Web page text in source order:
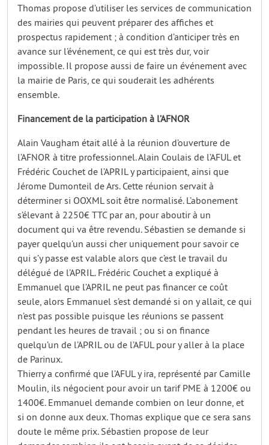
Thomas propose d’utiliser les services de communication
des mairies qui peuvent préparer des affiches et
prospectus rapidement ; à condition d’anticiper très en
avance sur l’événement, ce qui est très dur, voir
impossible. Il propose aussi de faire un événement avec
la mairie de Paris, ce qui souderait les adhérents
ensemble.
Financement de la participation à l’AFNOR
Alain Vaugham était allé à la réunion d’ouverture de
l’AFNOR à titre professionnel. Alain Coulais de l’AFUL et
Frédéric Couchet de l’APRIL y participaient, ainsi que
Jérome Dumonteil de Ars. Cette réunion servait à
déterminer si OOXML soit être normalisé. L’abonement
s’élevant à 2250€ TTC par an, pour aboutir à un
document qui va être revendu. Sébastien se demande si
payer quelqu’un aussi cher uniquement pour savoir ce
qui s’y passe est valable alors que c’est le travail du
délégué de l’APRIL. Frédéric Couchet a expliqué à
Emmanuel que l’APRIL ne peut pas financer ce coût
seule, alors Emmanuel s’est demandé si on y allait, ce qui
n’est pas possible puisque les réunions se passent
pendant les heures de travail ; ou si on finance
quelqu’un de l’APRIL ou de l’AFUL pour y aller à la place
de Parinux.
Thierry a confirmé que l’AFUL y ira, représenté par Camille
Moulin, ils négocient pour avoir un tarif PME à 1200€ ou
1400€. Emmanuel demande combien on leur donne, et
si on donne aux deux. Thomas explique que ce sera sans
doute le même prix. Sébastien propose de leur